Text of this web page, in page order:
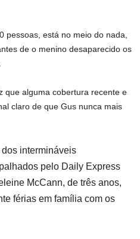
pessoas, está no meio do nada,
de o menino desaparecido os
que alguma cobertura recente e
claro de que Gus nunca mais
intermináveis
pelo Daily Express
McCann, de três anos,
férias em família com os